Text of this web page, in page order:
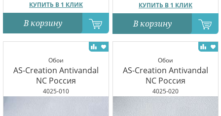
КУПИТЬ В 1 КЛИК
В корзину
КУПИТЬ В 1 КЛИК
В корзину
Обои
AS-Creation Antivandal
NC Россия
4025-010
Обои
AS-Creation Antivandal
NC Россия
4025-020